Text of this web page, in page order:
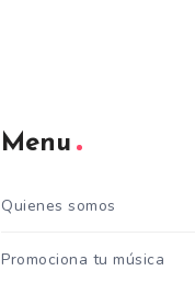
Menu
Quienes somos
Promociona tu música